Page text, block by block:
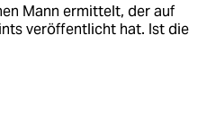
Mann ermittelt, der auf
veröffentlicht hat. Ist die